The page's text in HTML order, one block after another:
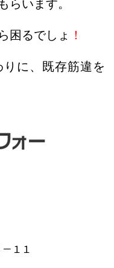
らいます。
困るでしょ ！
に、既存筋違を
－１１